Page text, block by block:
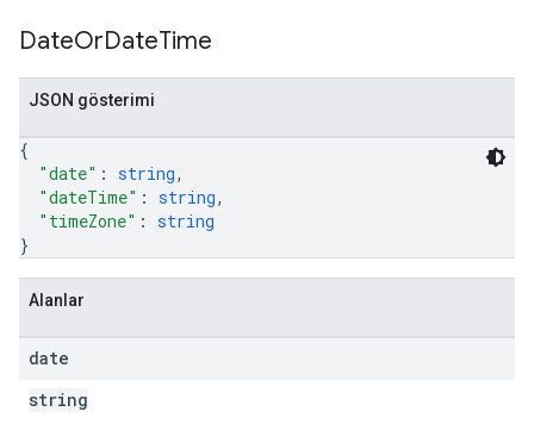
DateOrDateTime
JSON gösterimi
{
"date" : string,
"dateTime" : string,
"timeZone" : string
}
Alanlar
date
string